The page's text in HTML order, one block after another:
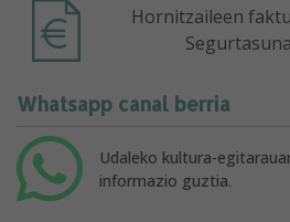
Hornitzaileen
Whatsapp canal berria
Udaleko kultura-
informazio guztia.